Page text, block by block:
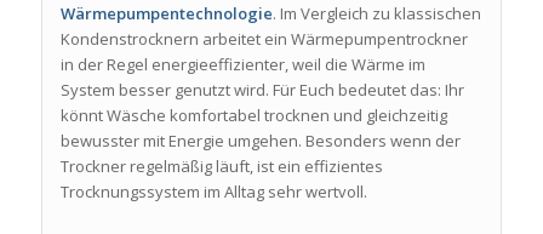
Wärmepumpentechnologie. Im Vergleich zu klassischen
Kondenstrocknern arbeitet ein Wärmepumpentrockner
in der Regel energieeffizienter, weil die Wärme im
System besser genutzt wird. Für Euch bedeutet das: Ihr
könnt Wäsche komfortabel trocknen und gleichzeitig
bewusster mit Energie umgehen. Besonders wenn der
Trockner regelmäßig läuft, ist ein effizientes
Trocknungssystem im Alltag sehr wertvoll.